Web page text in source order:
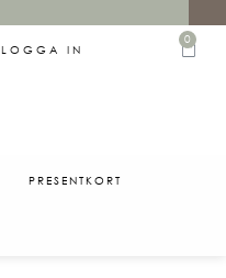
LOGGA IN
0
PRESENTKORT